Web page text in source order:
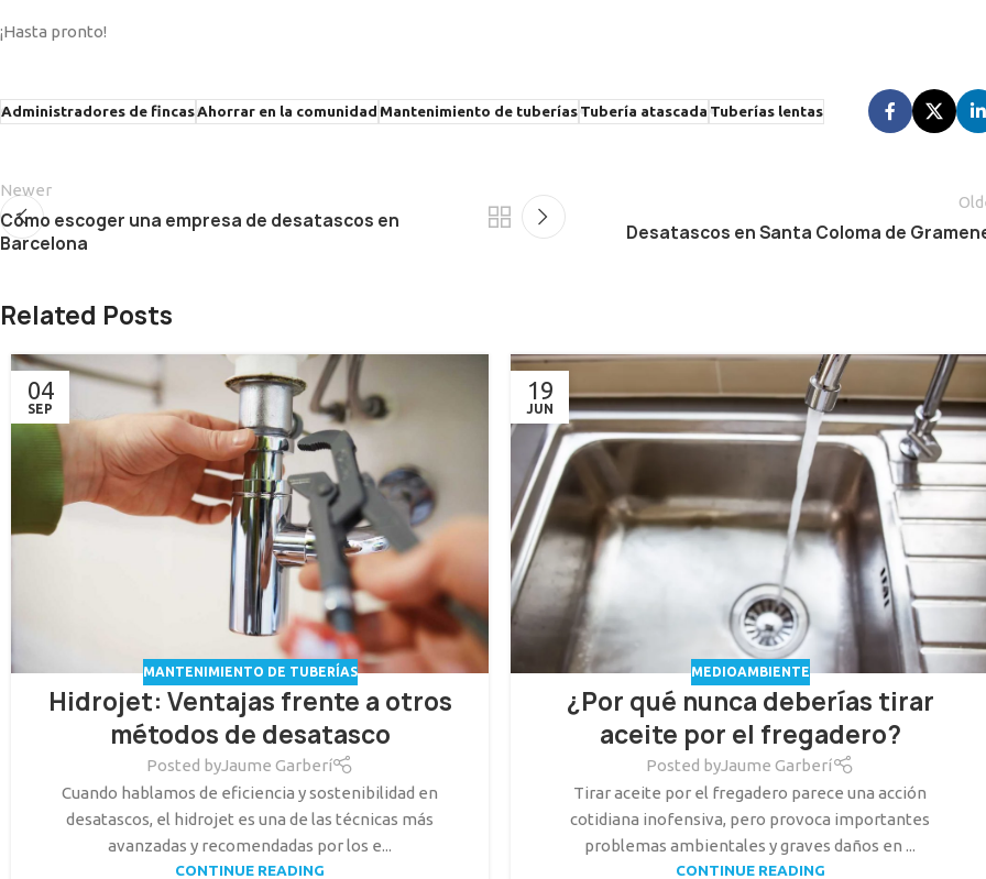
¡Hasta pronto!
Administradores de fincasAhorrar en la comunidadMantenimiento de tuberíasTubería atascadaTuberías lentas
Newer
Cómo escoger una empresa de desatascos en
Barcelona
Desatascos en Santa Coloma de
Related Posts
04
SEP
MANTENIMIENTO DE TUBERÍAS
Hidrojet: Ventajas frente a otros
métodos de desatasco
Posted byJaume Garberí
Cuando hablamos de eficiencia y sostenibilidad en
desatascos, el hidrojet es una de las técnicas más
avanzadas y recomendadas por los e...
CONTINUE READING
19
JUN
MEDIOAMBIENTE
¿Por qué nunca deberías tirar
aceite por el fregadero?
Posted byJaume Garberí
Tirar aceite por el fregadero parece una acción
cotidiana inofensiva, pero provoca importantes
problemas ambientales y graves daños en ...
CONTINUE READING